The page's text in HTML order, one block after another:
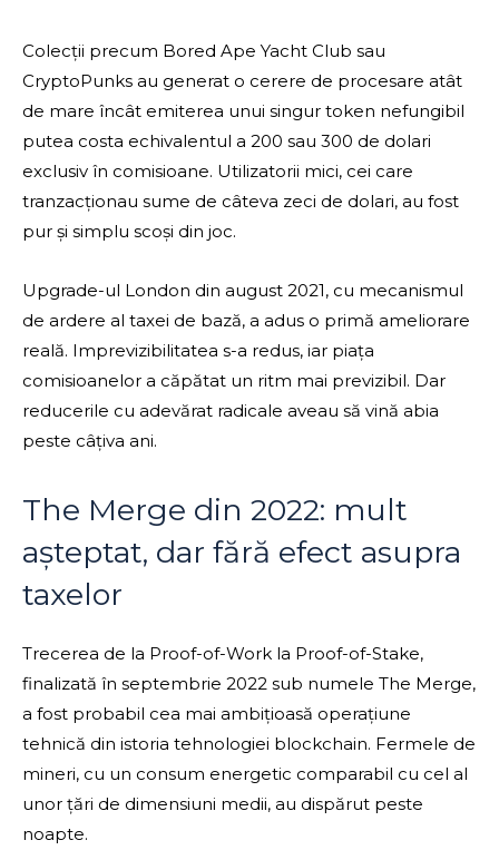
Colecții precum Bored Ape Yacht Club sau
CryptoPunks au generat o cerere de procesare atât
de mare încât emiterea unui singur token nefungibil
putea costa echivalentul a 200 sau 300 de dolari
exclusiv în comisioane. Utilizatorii mici, cei care
tranzacționau sume de câteva zeci de dolari, au fost
pur și simplu scoși din joc.
Upgrade-ul London din august 2021, cu mecanismul
de ardere al taxei de bază, a adus o primă ameliorare
reală. Imprevizibilitatea s-a redus, iar piața
comisioanelor a căpătat un ritm mai previzibil. Dar
reducerile cu adevărat radicale aveau să vină abia
peste câțiva ani.
The Merge din 2022: mult
așteptat, dar fără efect asupra
taxelor
Trecerea de la Proof-of-Work la Proof-of-Stake,
finalizată în septembrie 2022 sub numele The Merge,
a fost probabil cea mai ambițioasă operațiune
tehnică din istoria tehnologiei blockchain. Fermele de
mineri, cu un consum energetic comparabil cu cel al
unor țări de dimensiuni medii, au dispărut peste
noapte.